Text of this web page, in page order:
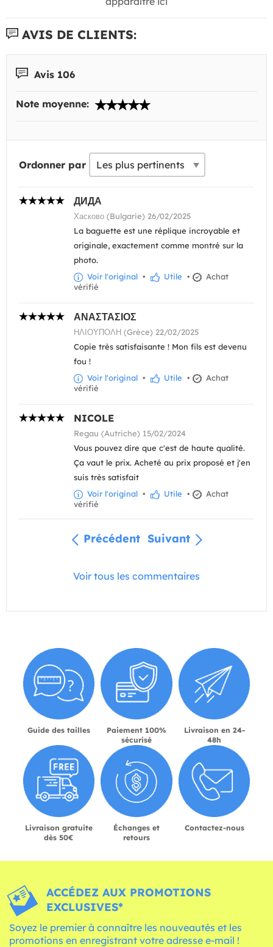
AVIS DE CLIENTS:
Avis 106
Note moyenne:
Ordonner par
ДИДА
Хасково (Bulgarie) 26/02/2025
La baguette est une réplique incroyable et
originale, exactement comme montré sur la
photo.
Voir l'original • Utile •
Achat
vérifié
ΑΝΑΣΤΑΣΙΟΣ
ΗΛΙΟΥΠΟΛΗ (Grèce) 22/02/2025
Copie très satisfaisante ! Mon fils est devenu
fou !
Voir l'original • Utile •
Achat
vérifié
NICOLE
Regau (Autriche) 15/02/2024
Vous pouvez dire que c'est de haute qualité.
Ça vaut le prix. Acheté au prix proposé et j'en
suis très satisfait
Voir l'original • Utile •
Achat
vérifié
Précédent Suivant
Voir tous les commentaires
Guide des tailles
Paiement 100%
sécurisé
Livraison en 24-
48h
Livraison gratuite
dès 50€
Échanges et
retours
Contactez-nous
ACCÉDEZ AUX PROMOTIONS
EXCLUSIVES*
Soyez le premier à connaître les nouveautés et les
promotions en enregistrant votre adresse e-mail !